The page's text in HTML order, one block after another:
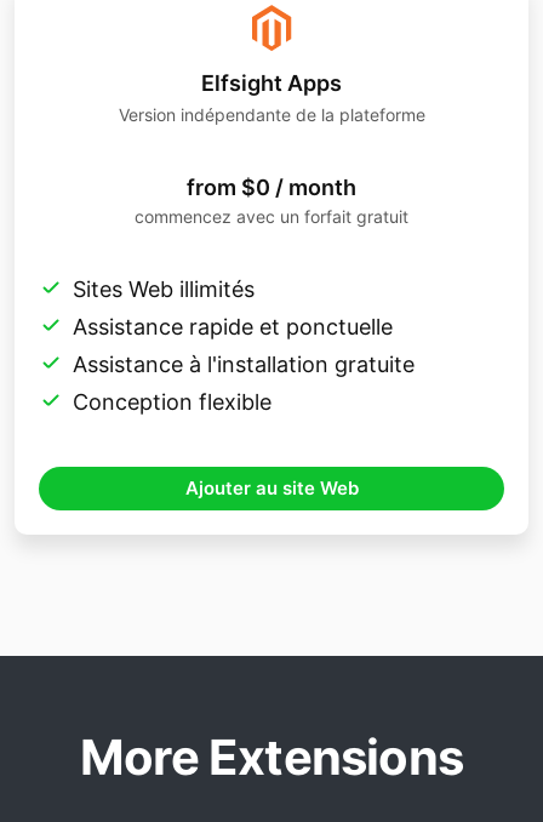
Elfsight Apps
Version indépendante de la plateforme
from $0 / month
commencez avec un forfait gratuit
Sites Web illimités
Assistance rapide et ponctuelle
Assistance à l'installation gratuite
Conception flexible
Ajouter au site Web
More Extensions